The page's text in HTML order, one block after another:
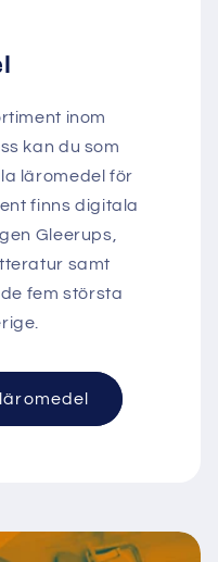
inom
kan du som
läromedel för
finns digitala
Gleerups,
samt
fem största